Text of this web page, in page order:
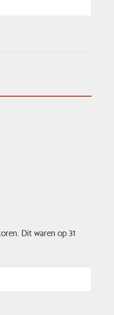
Dit waren op 31